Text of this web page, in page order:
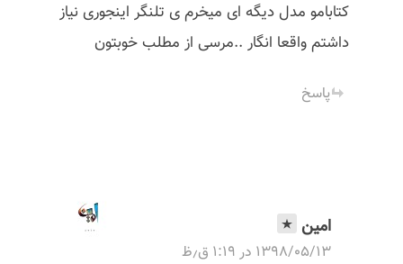
کتابامو مدل دیگه ای میخرم ی تلنگر اینجوری نیاز
داشتم واقعا انگار ..مرسی از مطلب خوبتون
پاسخ
امین
۱۳۹۸/۰۵/۱۳ در ۱:۱۹ ق٫ظ